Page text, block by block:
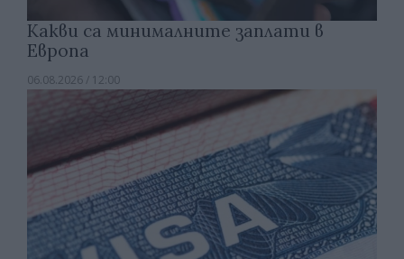
Какви са минималните заплати в
Европа
06.08.2026 / 12:00